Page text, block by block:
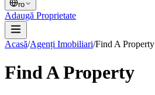
ro
Adaugă Proprietate
Acasă/Agenți Imobiliari/Find A Property
Find A Property